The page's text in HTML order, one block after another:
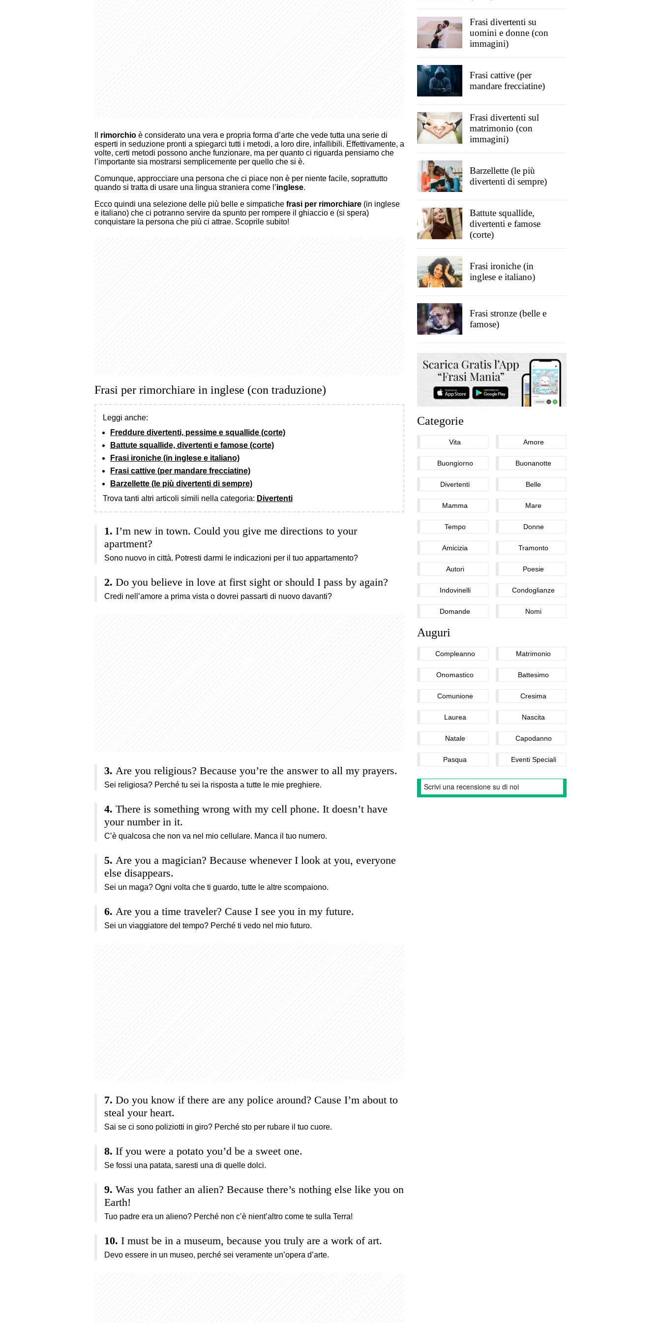
rimorchio è considerato una vera e propria forma d’arte che vede tutta una serie di
esperti in seduzione pronti a spiegarci tutti i metodi, a loro dire, infallibili. Effettivamente, a
volte, certi metodi possono anche funzionare, ma per quanto ci riguarda pensiamo che
l’importante sia mostrarsi semplicemente per quello che si è.
Comunque, approcciare una persona che ci piace non è per niente facile, soprattutto
quando si tratta di usare una lingua straniera come l’inglese.
Ecco quindi una selezione delle più belle e simpatiche frasi per rimorchiare (in inglese
e italiano) che ci potranno servire da spunto per rompere il ghiaccio e (si spera)
conquistare la persona che più ci attrae. Scoprile subito!
Frasi per rimorchiare in inglese (con traduzione)
Leggi anche:
Freddure divertenti, pessime e squallide (corte)
Battute squallide, divertenti e famose (corte)
Frasi ironiche (in inglese e italiano)
Frasi cattive (per mandare frecciatine)
Barzellette (le più divertenti di sempre)
Trova tanti altri articoli simili nella categoria: Divertenti
I’m new in town. Could you give me directions to your
apartment?
Sono nuovo in città. Potresti darmi le indicazioni per il tuo appartamento?
Do you believe in love at first sight or should I pass by again?
Credi nell’amore a prima vista o dovrei passarti di nuovo davanti?
Are you religious? Because you’re the answer to all my prayers.
Sei religiosa? Perché tu sei la risposta a tutte le mie preghiere.
There is something wrong with my cell phone. It doesn’t have
your number in it.
C’è qualcosa che non va nel mio cellulare. Manca il tuo numero.
Are you a magician? Because whenever I look at you, everyone
else disappears.
Sei un maga? Ogni volta che ti guardo, tutte le altre scompaiono.
Are you a time traveler? Cause I see you in my future.
Sei un viaggiatore del tempo? Perché ti vedo nel mio futuro.
Do you know if there are any police around? Cause I’m about to
steal your heart.
Sai se ci sono poliziotti in giro? Perché sto per rubare il tuo cuore.
If you were a potato you’d be a sweet one.
Se fossi una patata, saresti una di quelle dolci.
Was you father an alien? Because there’s nothing else like you on
Earth!
Tuo padre era un alieno? Perché non c’è nient’altro come te sulla Terra!
I must be in a museum, because you truly are a work of art.
Devo essere in un museo, perché sei veramente un’opera d’arte.
Frasi divertenti su
uomini e donne (con
immagini)
Frasi cattive (per
mandare frecciatine)
Frasi divertenti sul
matrimonio (con
immagini)
Barzellette (le più
divertenti di sempre)
Battute squallide,
divertenti e famose
(corte)
Frasi ironiche (in
inglese e italiano)
Frasi stronze (belle e
famose)
Categorie
Vita Amore
Buongiorno Buonanotte
Divertenti Belle
Mamma Mare
Tempo Donne
Amicizia Tramonto
Autori Poesie
Indovinelli Condoglianze
Domande Nomi
Auguri
Compleanno Matrimonio
Onomastico Battesimo
Comunione Cresima
Laurea Nascita
Natale Capodanno
Pasqua Eventi Speciali